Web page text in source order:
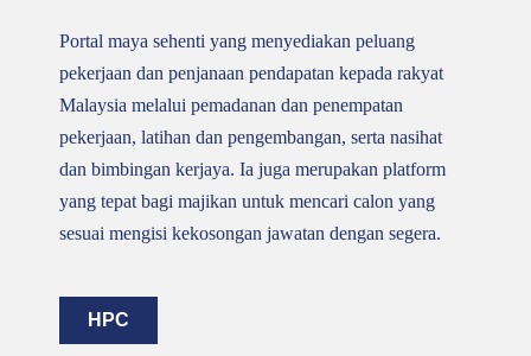
Portal maya sehenti yang menyediakan peluang
pekerjaan dan penjanaan pendapatan kepada rakyat
Malaysia melalui pemadanan dan penempatan
pekerjaan, latihan dan pengembangan, serta nasihat
dan bimbingan kerjaya. Ia juga merupakan platform
yang tepat bagi majikan untuk mencari calon yang
sesuai mengisi kekosongan jawatan dengan segera.
HPC